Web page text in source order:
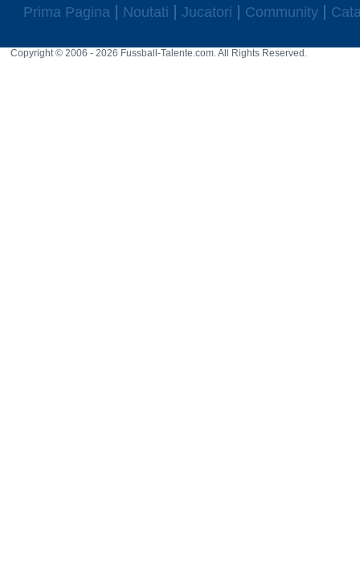
Prima Pagina Noutati Jucatori Community
Copyright © 2006 - 2026 Fussball-Talente.com. All Rights Reserved.